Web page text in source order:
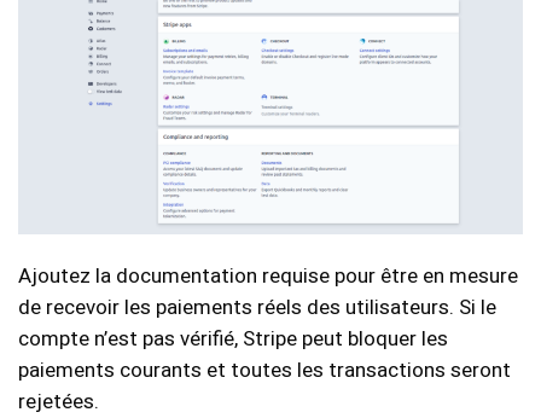
Ajoutez la documentation requise pour être en mesure
de recevoir les paiements réels des utilisateurs. Si le
compte n’est pas vérifié, Stripe peut bloquer les
paiements courants et toutes les transactions seront
rejetées.